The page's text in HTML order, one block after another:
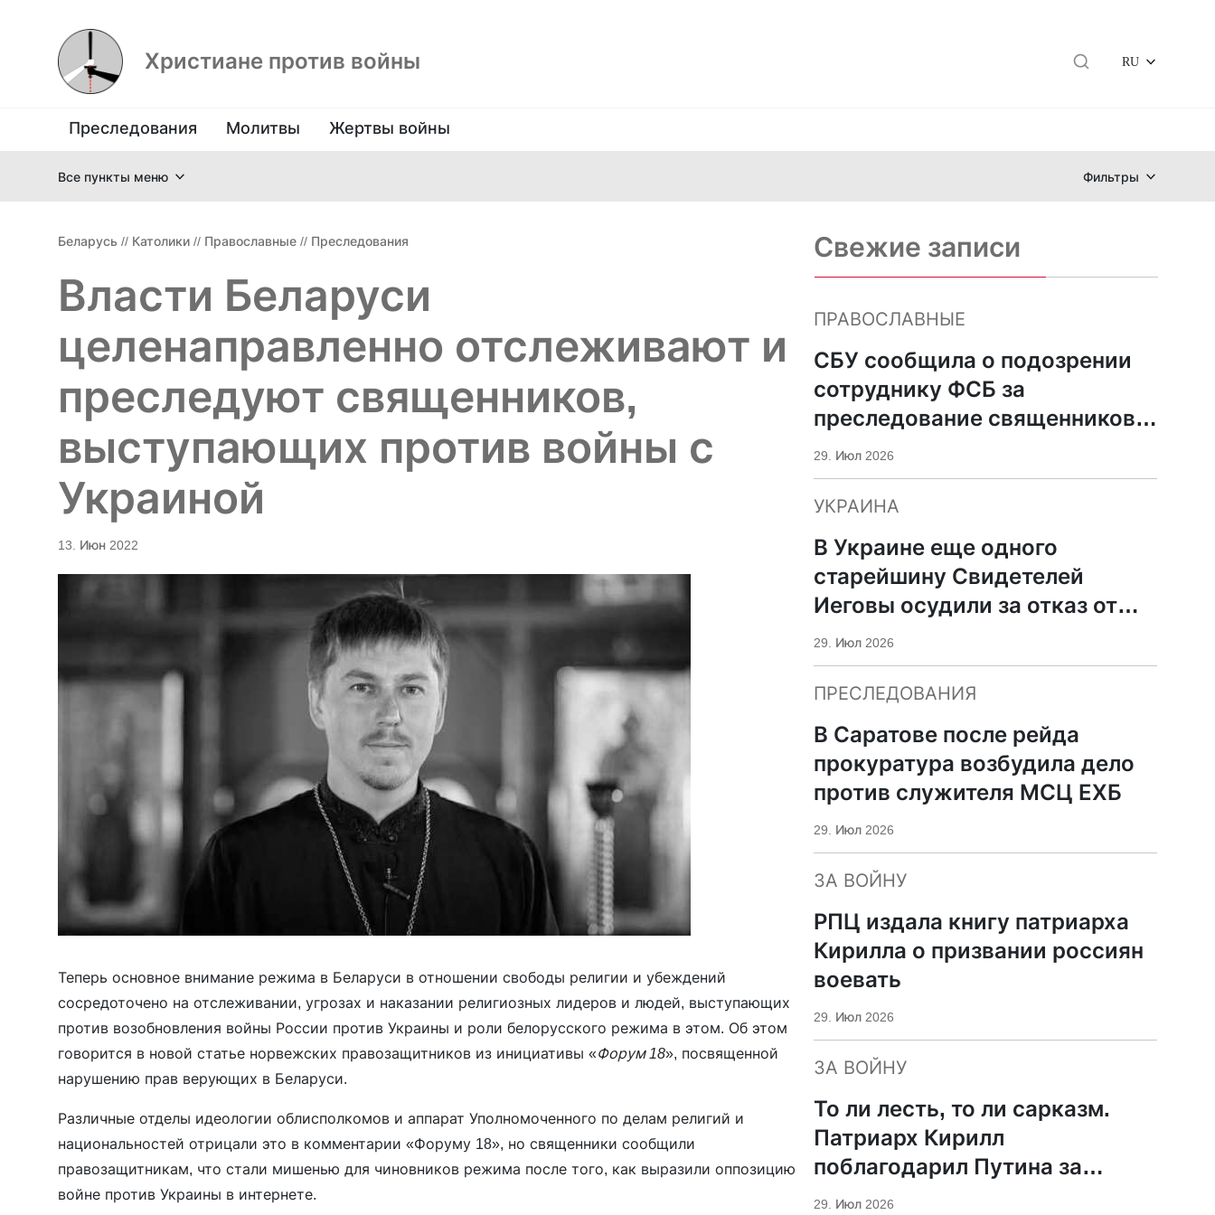
Христиане против войны RU
Преследования Молитвы Жертвы войны
Все пункты меню Фильтры
Беларусь // Католики // Православные // Преследования
Власти Беларуси
целенаправленно отслеживают и
преследуют священников,
выступающих против войны с
Украиной
13. Июн 2022
Теперь основное внимание режима в Беларуси в отношении свободы религии и убеждений
сосредоточено на отслеживании, угрозах и наказании религиозных лидеров и людей, выступающих
против возобновления войны России против Украины и роли белорусского режима в этом. Об этом
говорится в новой статье норвежских правозащитников из инициативы «Форум 18», посвященной
нарушению прав верующих в Беларуси.
Различные отделы идеологии облисполкомов и аппарат Уполномоченного по делам религий и
национальностей отрицали это в комментарии «Форуму 18», но священники сообщили
правозащитникам, что стали мишенью для чиновников режима после того, как выразили оппозицию
войне против Украины в интернете.
Свежие записи
ПРАВОСЛАВНЫЕ
СБУ сообщила о подозрении
сотруднику ФСБ за
преследование священников
ПЦУ
29. Июл 2026
УКРАИНА
В Украине еще одного
старейшину Свидетелей
Иеговы осудили за отказ от
мобилизации
29. Июл 2026
ПРЕСЛЕДОВАНИЯ
В Саратове после рейда
прокуратура возбудила дело
против служителя МСЦ ЕХБ
29. Июл 2026
ЗА ВОЙНУ
РПЦ издала книгу патриарха
Кирилла о призвании россиян
воевать
29. Июл 2026
ЗА ВОЙНУ
То ли лесть, то ли сарказм.
Патриарх Кирилл
поблагодарил Путина за
защиту суверенитета и
29. Июл 2026